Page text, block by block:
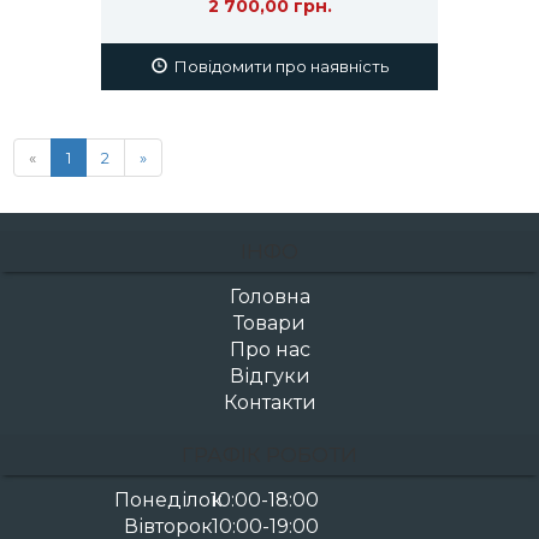
2 700,00 грн.
Повідомити про наявність
« 1 2 »
Головна
Товари
Про нас
Відгуки
Контакти
Понеділок10:00-18:00
Вівторок10:00-19:00